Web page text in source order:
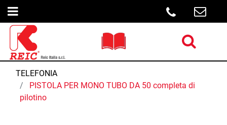
Open menu
Open menu
TELEFONIA
PISTOLA PER MONO TUBO DA 50 completa di
pilotino